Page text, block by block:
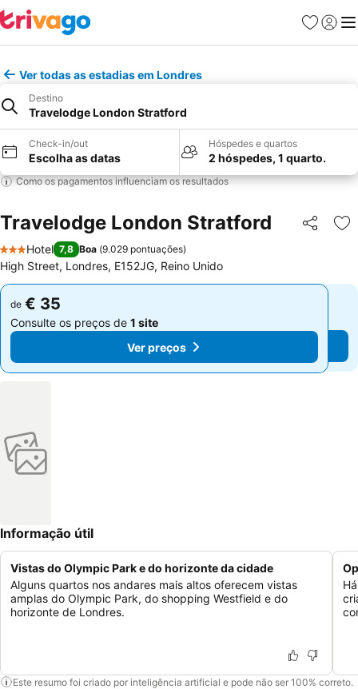
Favoritos
Iniciar
Ver todas as estadias em Londres
Destino
Travelodge London Stratford
Check-in/out
Escolha as datas
Hóspedes e quartos
2 hóspedes, 1 quarto.
Como os pagamentos influenciam os resultados
Travelodge London Stratford Partilhar
3 Estrelas
Hotel 7,8 Boa (9.029 pontuações)
High Street, Londres, E152JG, Reino Unido
de € 35
Consulte os preços de 1 site
Ver preços
de € 35
Consulte os preços de 1 site
Ver preços
Informação útil
Vistas do Olympic Park e do horizonte da cidade
Alguns quartos nos andares mais altos oferecem vistas
amplas do Olympic Park, do shopping Westfield e do
horizonte de Londres.
Este resumo foi criado por inteligência artificial e pode não ser 100% correto.